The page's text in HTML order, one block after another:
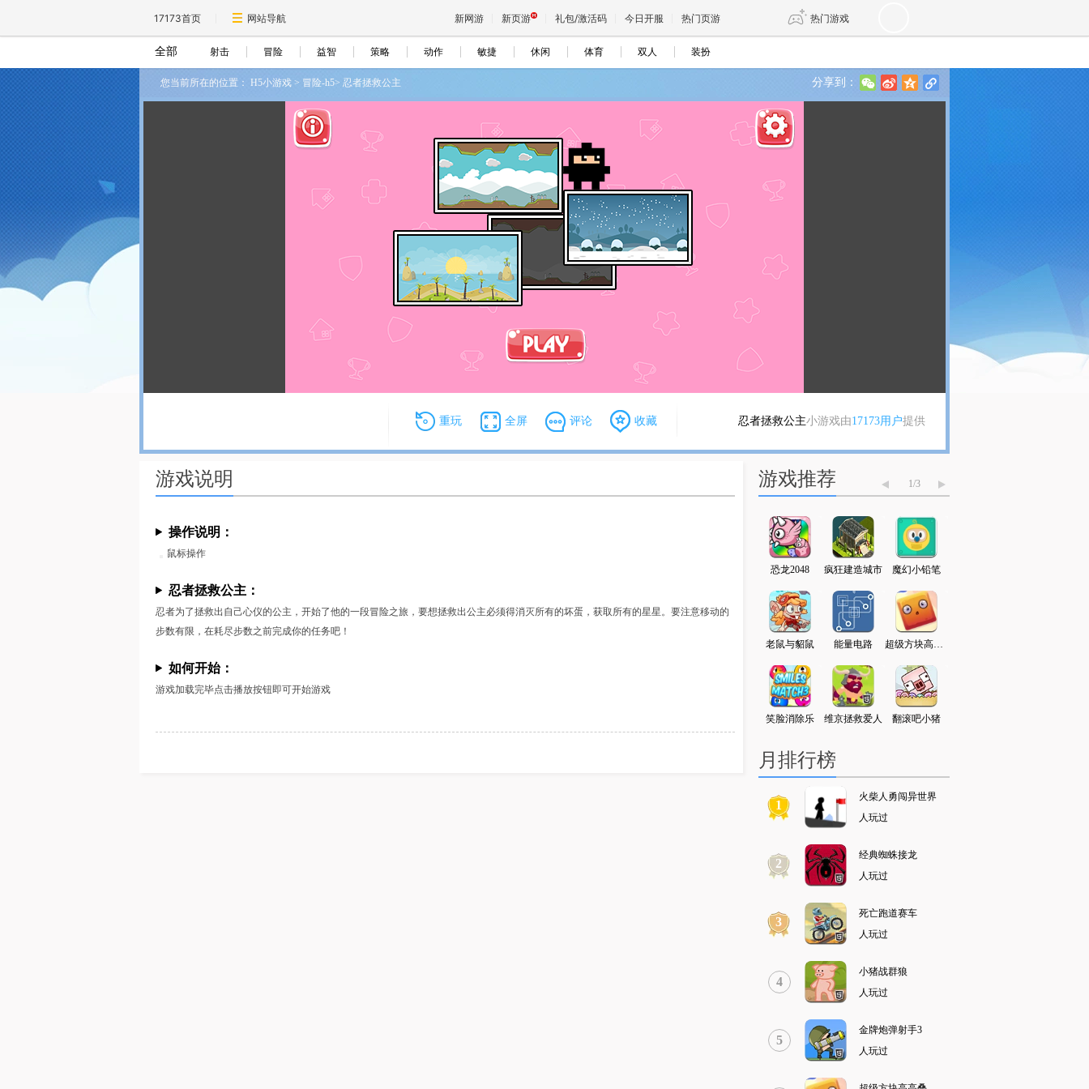
17173首页 网站导航 新网游 新页游 礼包/激活码 今日开服 热门页游 热门游戏
剑网3旗舰版
王权与自由 诛仙世界
全部 射击 冒险 益智 策略 动作 敏捷 休闲 体育 双人 装扮
您当前所在的位置： H5小游戏 > 冒险-h5> 忍者拯救公主 分享到： w t z l
重玩 全屏 评论 收藏 忍者拯救公主小游戏由17173用户提供
游戏说明
操作说明：
鼠标操作
忍者拯救公主：
忍者为了拯救出自己心仪的公主，开始了他的一段冒险之旅，要想拯救出公主必须得消灭所有的坏蛋，获取所有的星星。要注意移动的
步数有限，在耗尽步数之前完成你的任务吧！
如何开始：
游戏加载完毕点击播放按钮即可开始游戏
游戏推荐 1/3
恐龙2048 疯狂建造城市 魔幻小铅笔
老鼠与貂鼠 能量电路 超级方块高高叠
笑脸消除乐 维京拯救爱人 翻滚吧小猪
月排行榜
1
火柴人勇闯异世界
人玩过
2
经典蜘蛛接龙
人玩过
3
死亡跑道赛车
人玩过
4
小猪战群狼
人玩过
5
金牌炮弹射手3
人玩过